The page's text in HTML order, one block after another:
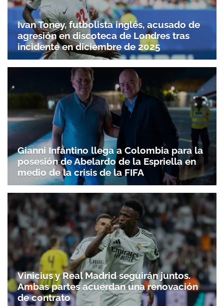
Ivan Toney, futbolista inglés, acusado de
agresión en discoteca de Londres tras
incidente en diciembre de 2025
Gianni Infantino llega a Colombia para la
posesión de Abelardo de la Espriella en
medio de la crisis de la FIFA
Vinicius y Real Madrid seguirán juntos.
Ambas partes acuerdan una renovación
de contrato